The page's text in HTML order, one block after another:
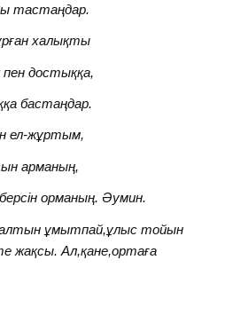
халықты
жұртым,
Әумин.
ұмытпай,ұлыс тойын
жақсы. Ал,қане,ортаға